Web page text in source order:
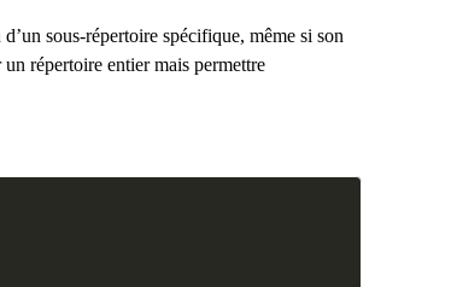
sous-répertoire spécifique, même si son
répertoire entier mais permettre